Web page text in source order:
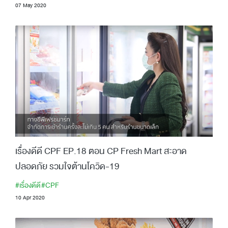
07 May 2020
เรื่องดีดี CPF EP.18 ตอน CP Fresh Mart สะอาด
ปลอดภัย รวมใจต้านโควิด-19
#เรื่องดีดี#CPF
10 Apr 2020